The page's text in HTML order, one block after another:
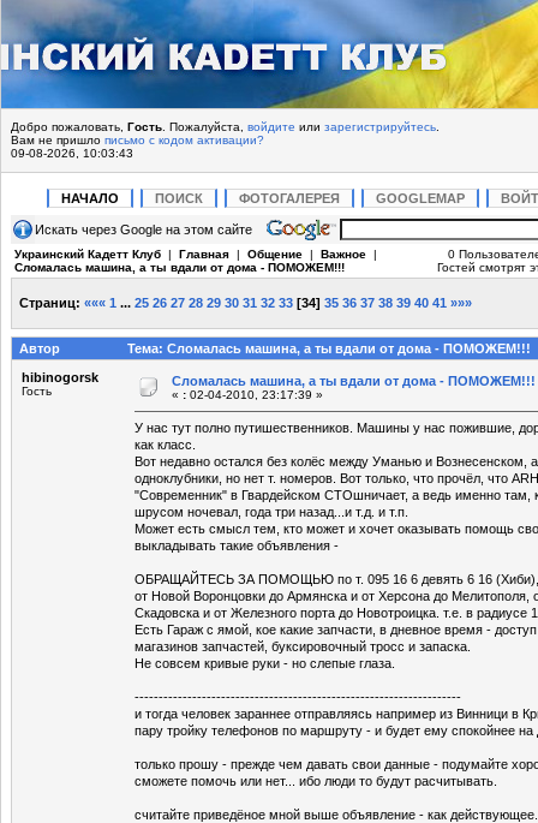
Добро пожаловать, Гость . Пожалуйста, войдите или зарегистрируйтесь
Вам не пришло письмо с кодом активации?
09-08-2026, 10:03:43
НАЧАЛО ПОИСК ФОТОГАЛЕРЕЯ GOOGLEMAP
Искать через Google на этом сайте
Украинский Кадетт Клуб | Главная | Общение | Важное |
Сломалась машина, а ты вдали от дома - ПОМОЖЕМ!!!
0
Гостей смотрят
Страниц: ««« 1 ... 25 26 27 28 29 30 31 32 33 [34] 35 36 37 38 39 40 41 »»»
Автор
Тема: Сломалась машина, а ты вдали от дома - ПОМОЖЕМ!!!
hibinogorsk
Гость
Сломалась машина, а ты вдали от дома - ПОМОЖЕМ!!!
« : 02-04-2010, 23:17:39 »
У нас тут полно путишественников. Машины у нас пожившие,
как класс.
Вот недавно остался без колёс между Уманью и Вознесенском,
одноклубники, но нет т. номеров. Вот только, что прочёл, что
"Современник" в Гвардейском СТОшничает, а ведь именно там,
шрусом ночевал, года три назад...и т.д. и т.п.
Может есть смысл тем, кто может и хочет оказывать помощь
выкладывать такие объявления -
ОБРАЩАЙТЕСЬ ЗА ПОМОЩЬЮ по т. 095 16 6 девять 6 16 (Хиби),
от Новой Воронцовки до Армянска и от Херсона до Мелитополя,
Скадовска и от Железного порта до Новотроицка. т.е. в радиусе
Есть Гараж с ямой, кое какие запчасти, в дневное время -
магазинов запчастей, буксировочный тросс и запаска.
Не совсем кривые руки - но слепые глаза.
--------------------------------------------------------------------
и тогда человек зараннее отправляясь например из Винници в
пару тройку телефонов по маршруту - и будет ему спокойнее
только прошу - прежде чем давать свои данные - подумайте
сможете помочь или нет... ибо люди то будут расчитывать.
считайте приведёное мной выше объявление - как действующее.